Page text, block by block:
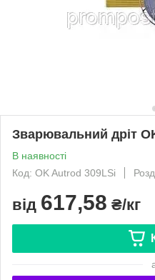
Зварювальний дріт
В наявності
Код: OK Autrod 309LSi
від 617,58 ₴/кг